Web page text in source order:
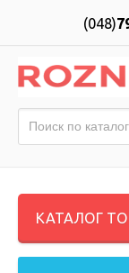
(048)
КАТАЛОГ